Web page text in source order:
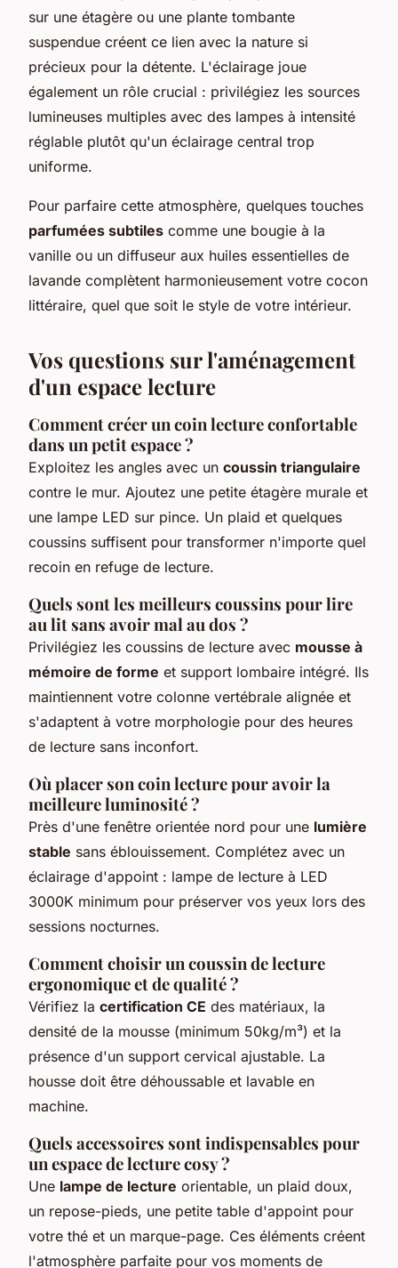
sur une étagère ou une plante tombante
suspendue créent ce lien avec la nature si
précieux pour la détente. L'éclairage joue
également un rôle crucial : privilégiez les sources
lumineuses multiples avec des lampes à intensité
réglable plutôt qu'un éclairage central trop
uniforme.
Pour parfaire cette atmosphère, quelques touches
parfumées subtiles comme une bougie à la
vanille ou un diffuseur aux huiles essentielles de
lavande complètent harmonieusement votre cocon
littéraire, quel que soit le style de votre intérieur.
Vos questions sur l'aménagement
d'un espace lecture
Comment créer un coin lecture confortable
dans un petit espace ?
Exploitez les angles avec un coussin triangulaire
contre le mur. Ajoutez une petite étagère murale et
une lampe LED sur pince. Un plaid et quelques
coussins suffisent pour transformer n'importe quel
recoin en refuge de lecture.
Quels sont les meilleurs coussins pour lire
au lit sans avoir mal au dos ?
Privilégiez les coussins de lecture avec mousse à
mémoire de forme et support lombaire intégré. Ils
maintiennent votre colonne vertébrale alignée et
s'adaptent à votre morphologie pour des heures
de lecture sans inconfort.
Où placer son coin lecture pour avoir la
meilleure luminosité ?
Près d'une fenêtre orientée nord pour une lumière
stable sans éblouissement. Complétez avec un
éclairage d'appoint : lampe de lecture à LED
3000K minimum pour préserver vos yeux lors des
sessions nocturnes.
Comment choisir un coussin de lecture
ergonomique et de qualité ?
Vérifiez la certification CE des matériaux, la
densité de la mousse (minimum 50kg/m³) et la
présence d'un support cervical ajustable. La
housse doit être déhoussable et lavable en
machine.
Quels accessoires sont indispensables pour
un espace de lecture cosy ?
Une lampe de lecture orientable, un plaid doux,
un repose-pieds, une petite table d'appoint pour
votre thé et un marque-page. Ces éléments créent
l'atmosphère parfaite pour vos moments de